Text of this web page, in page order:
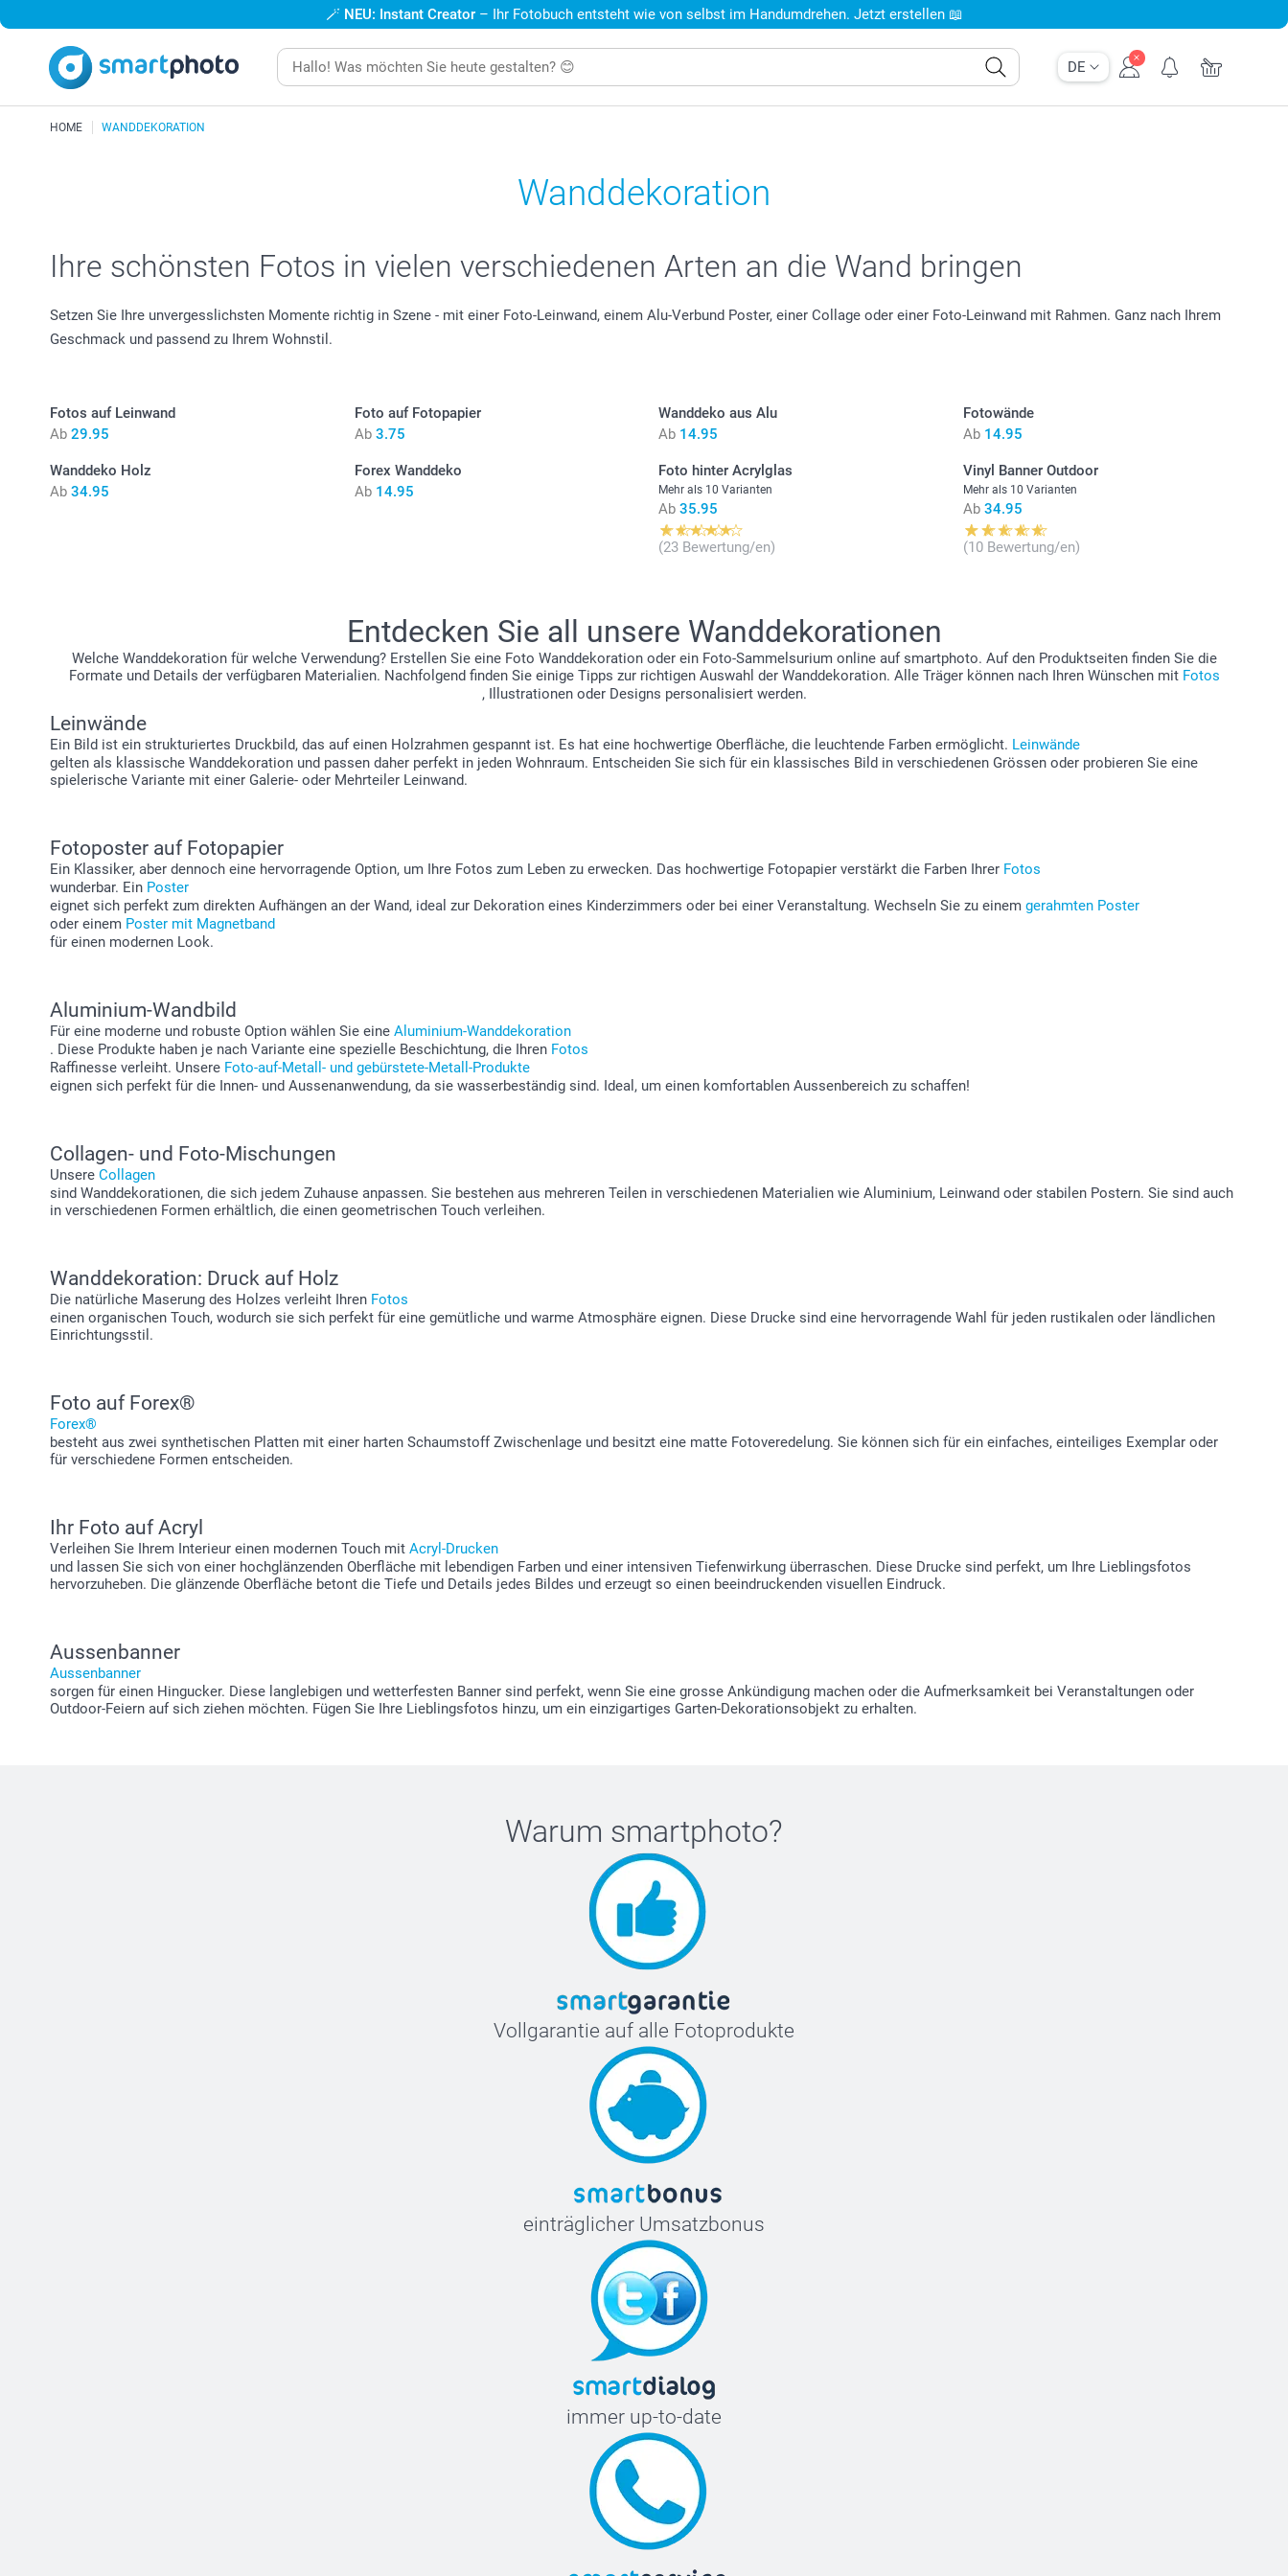
DE
🪄 NEU: Instant Creator – Ihr Fotobuch entsteht wie von selbst im Handumdrehen. Jetzt erstellen 📖
HOME WANDDEKORATION
Wanddekoration
Ihre schönsten Fotos in vielen verschiedenen Arten an die Wand bringen
Setzen Sie Ihre unvergesslichsten Momente richtig in Szene - mit einer Foto-Leinwand, einem Alu-Verbund Poster, einer Collage oder einer Foto-Leinwand mit Rahmen. Ganz nach Ihrem
Geschmack und passend zu Ihrem Wohnstil.
Fotos auf Leinwand
Ab 29.95
Foto auf Fotopapier
Ab 3.75
Wanddeko aus Alu
Ab 14.95
Fotowände
Ab 14.95
Wanddeko Holz
Ab 34.95
Forex Wanddeko
Ab 14.95
Foto hinter Acrylglas
Mehr als 10 Varianten
Ab 35.95
(23 Bewertung/en)
Vinyl Banner Outdoor
Mehr als 10 Varianten
Ab 34.95
(10 Bewertung/en)
Entdecken Sie all unsere Wanddekorationen
Welche Wanddekoration für welche Verwendung? Erstellen Sie eine Foto Wanddekoration oder ein Foto-Sammelsurium online auf smartphoto. Auf den Produktseiten finden Sie die
Formate und Details der verfügbaren Materialien. Nachfolgend finden Sie einige Tipps zur richtigen Auswahl der Wanddekoration. Alle Träger können nach Ihren Wünschen mit Fotos
, Illustrationen oder Designs personalisiert werden.
Leinwände
Ein Bild ist ein strukturiertes Druckbild, das auf einen Holzrahmen gespannt ist. Es hat eine hochwertige Oberfläche, die leuchtende Farben ermöglicht. Leinwände
gelten als klassische Wanddekoration und passen daher perfekt in jeden Wohnraum. Entscheiden Sie sich für ein klassisches Bild in verschiedenen Grössen oder probieren Sie eine
spielerische Variante mit einer Galerie- oder Mehrteiler Leinwand.
Fotoposter auf Fotopapier
Ein Klassiker, aber dennoch eine hervorragende Option, um Ihre Fotos zum Leben zu erwecken. Das hochwertige Fotopapier verstärkt die Farben Ihrer Fotos
wunderbar. Ein Poster
eignet sich perfekt zum direkten Aufhängen an der Wand, ideal zur Dekoration eines Kinderzimmers oder bei einer Veranstaltung. Wechseln Sie zu einem gerahmten Poster
oder einem Poster mit Magnetband
für einen modernen Look.
Aluminium-Wandbild
Für eine moderne und robuste Option wählen Sie eine Aluminium-Wanddekoration
. Diese Produkte haben je nach Variante eine spezielle Beschichtung, die Ihren Fotos
Raffinesse verleiht. Unsere Foto-auf-Metall- und gebürstete-Metall-Produkte
eignen sich perfekt für die Innen- und Aussenanwendung, da sie wasserbeständig sind. Ideal, um einen komfortablen Aussenbereich zu schaffen!
Collagen- und Foto-Mischungen
Unsere Collagen
sind Wanddekorationen, die sich jedem Zuhause anpassen. Sie bestehen aus mehreren Teilen in verschiedenen Materialien wie Aluminium, Leinwand oder stabilen Postern. Sie sind auch
in verschiedenen Formen erhältlich, die einen geometrischen Touch verleihen.
Wanddekoration: Druck auf Holz
Die natürliche Maserung des Holzes verleiht Ihren Fotos
einen organischen Touch, wodurch sie sich perfekt für eine gemütliche und warme Atmosphäre eignen. Diese Drucke sind eine hervorragende Wahl für jeden rustikalen oder ländlichen
Einrichtungsstil.
Foto auf Forex®
Forex®
besteht aus zwei synthetischen Platten mit einer harten Schaumstoff Zwischenlage und besitzt eine matte Fotoveredelung. Sie können sich für ein einfaches, einteiliges Exemplar oder
für verschiedene Formen entscheiden.
Ihr Foto auf Acryl
Verleihen Sie Ihrem Interieur einen modernen Touch mit Acryl-Drucken
und lassen Sie sich von einer hochglänzenden Oberfläche mit lebendigen Farben und einer intensiven Tiefenwirkung überraschen. Diese Drucke sind perfekt, um Ihre Lieblingsfotos
hervorzuheben. Die glänzende Oberfläche betont die Tiefe und Details jedes Bildes und erzeugt so einen beeindruckenden visuellen Eindruck.
Aussenbanner
Aussenbanner
sorgen für einen Hingucker. Diese langlebigen und wetterfesten Banner sind perfekt, wenn Sie eine grosse Ankündigung machen oder die Aufmerksamkeit bei Veranstaltungen oder
Outdoor-Feiern auf sich ziehen möchten. Fügen Sie Ihre Lieblingsfotos hinzu, um ein einzigartiges Garten-Dekorationsobjekt zu erhalten.
Warum smartphoto?
Vollgarantie auf alle Fotoprodukte
einträglicher Umsatzbonus
immer up-to-date